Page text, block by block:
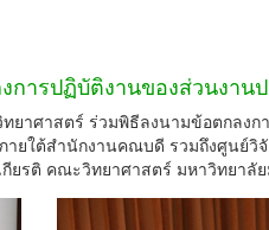
รปฏิบัติงานของส่วนงาน
าศาสตร์ ร่วมพิธีลงนามข้อตกลง
ใต้สำนักงานคณบดี รวมถึงศูนย์วิ
กียรติ คณะวิทยาศาสตร์ มหาวิทยา